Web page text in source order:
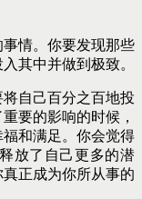
情。你要发现那些
其中并做到极致。
自己百分之百地投
要的影响的时候，
和满足。你会觉得
放了自己更多的潜
正成为你所从事的